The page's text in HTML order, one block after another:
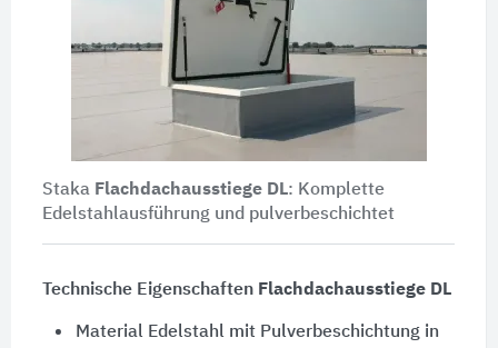
Staka Flachdachausstiege DL: Komplette
Edelstahlausführung und pulverbeschichtet
Technische Eigenschaften Flachdachausstiege DL
Material Edelstahl mit Pulverbeschichtung in